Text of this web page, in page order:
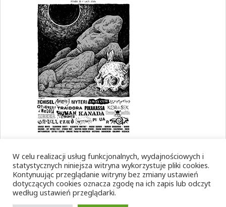
W celu realizacji usług funkcjonalnych, wydajnościowych i
statystycznych niniejsza witryna wykorzystuje pliki cookies.
Kontynuując przeglądanie witryny bez zmiany ustawień
dotyczących cookies oznacza zgodę na ich zapis lub odczyt
według ustawień przeglądarki.